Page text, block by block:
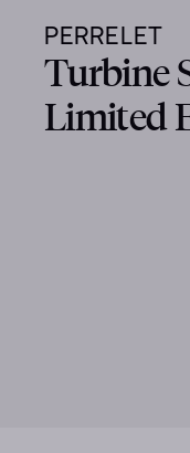
PERRELET
Turbine
Limited